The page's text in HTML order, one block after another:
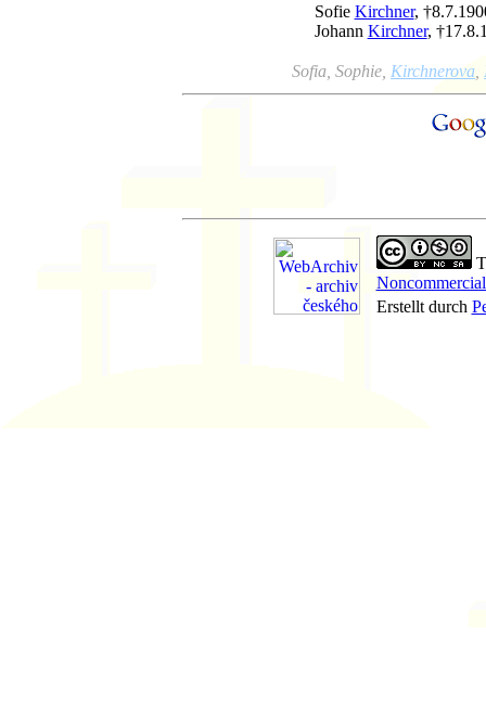
Sofie Kirchner,
Johann Kirchner,
Sofia, Sophie, Kirchnerova
Erstellt durch